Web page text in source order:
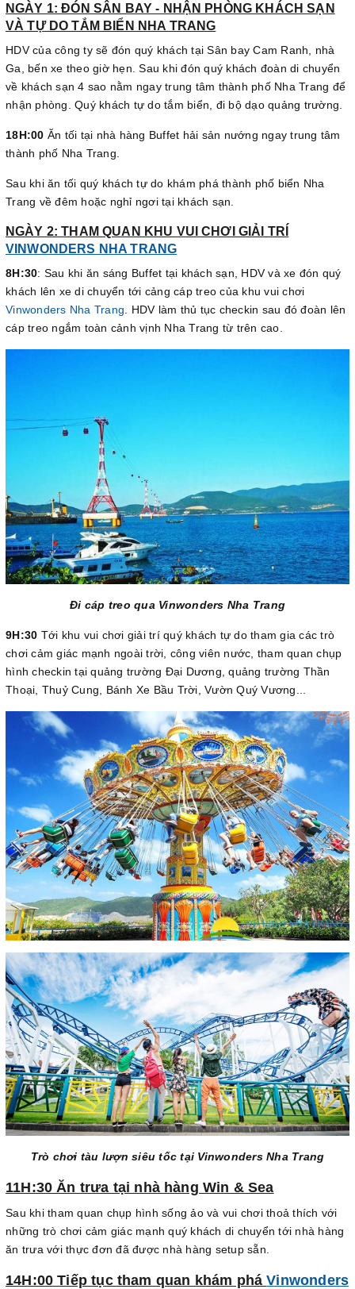
NGÀY 1: ĐÓN SÂN BAY - NHẬN PHÒNG KHÁCH SẠN
VÀ TỰ DO TẮM BIỂN NHA TRANG
HDV của công ty sẽ đón quý khách tại Sân bay Cam Ranh, nhà
Ga, bến xe theo giờ hẹn. Sau khi đón quý khách đoàn di chuyển
về khách sạn 4 sao nằm ngay trung tâm thành phố Nha Trang để
nhận phòng. Quý khách tự do tắm biển, đi bộ dạo quảng trường.
18H:00 Ăn tối tại nhà hàng Buffet hải sản nướng ngay trung tâm
thành phố Nha Trang.
Sau khi ăn tối quý khách tự do khám phá thành phố biển Nha
Trang về đêm hoặc nghỉ ngơi tại khách sạn.
NGÀY 2: THAM QUAN KHU VUI CHƠI GIẢI TRÍ
VINWONDERS NHA TRANG
8H:30: Sau khi ăn sáng Buffet tại khách sạn, HDV và xe đón quý
khách lên xe di chuyển tới cảng cáp treo của khu vui chơi
Vinwonders Nha Trang. HDV làm thủ tục checkin sau đó đoàn lên
cáp treo ngắm toàn cảnh vịnh Nha Trang từ trên cao.
Đi cáp treo qua Vinwonders Nha Trang
9H:30 Tới khu vui chơi giải trí quý khách tự do tham gia các trò
chơi cảm giác mạnh ngoài trời, công viên nước, tham quan chụp
hình checkin tại quảng trường Đại Dương, quảng trường Thần
Thoại, Thuỷ Cung, Bánh Xe Bầu Trời, Vườn Quý Vương...
Trò chơi tàu lượn siêu tốc tại Vinwonders Nha Trang
11H:30 Ăn trưa tại nhà hàng Win & Sea
Sau khi tham quan chụp hình sống ảo và vui chơi thoả thích với
những trò chơi cảm giác mạnh quý khách di chuyển tới nhà hàng
ăn trưa với thực đơn đã được nhà hàng setup sẵn.
14H:00 Tiếp tục tham quan khám pháVinwonders